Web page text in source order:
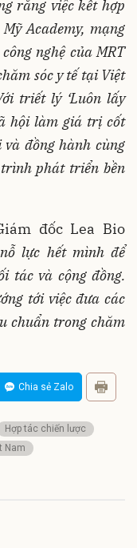
rằng việc kết hợp
Academy, mạng
nghệ của MRT
sóc y tế tại Việt
triết lý ‘Luôn lấy
hội làm giá trị cốt
và đồng hành cùng
phát triển bền
đốc Lea Bio
lực hết mình để
tác và cộng đồng.
tới việc đưa các
chuẩn trong chăm
Chia sẻ Zalo
Hợp tác chiến lược
Nam